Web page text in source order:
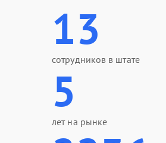
13
сотрудников в штате
5
лет на рынке